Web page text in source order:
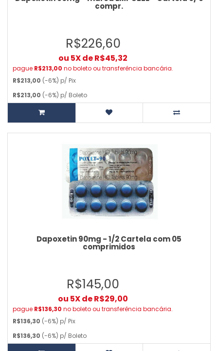
compr.
R$226,60
ou 5X de R$45,32
pague R$213,00 no boleto ou transferência bancária.
R$213,00 (-6%) p/ Pix
R$213,00 (-6%) p/ Boleto
Dapoxetin 90mg - 1/2 Cartela com 05
comprimidos
R$145,00
ou 5X de R$29,00
pague R$136,30 no boleto ou transferência bancária.
R$136,30 (-6%) p/ Pix
R$136,30 (-6%) p/ Boleto